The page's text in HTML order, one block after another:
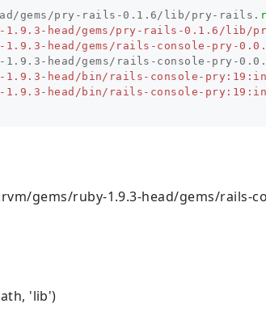
/gems /pry - rails - 0.1 . 6/ lib/ pry - rails .
head/gems/pry-rails-0.1.6/lib/
head/gems/rails-console-pry-
- 1.9 . 3 - head /gems/ rails - console - pry - 0.0
head/bin/rails-console-pry:19:in
head/bin/rails-console-
gems/ruby-1.9.3-head/gems/rails-
'lib')